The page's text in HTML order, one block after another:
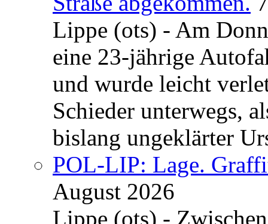
Lippe (ots) - Am
eine 23-jährige
und wurde leicht
Schieder unterwegs,
bislang ungeklärter
POL-LIP: Lage.
August 2026
Lippe (ots) -